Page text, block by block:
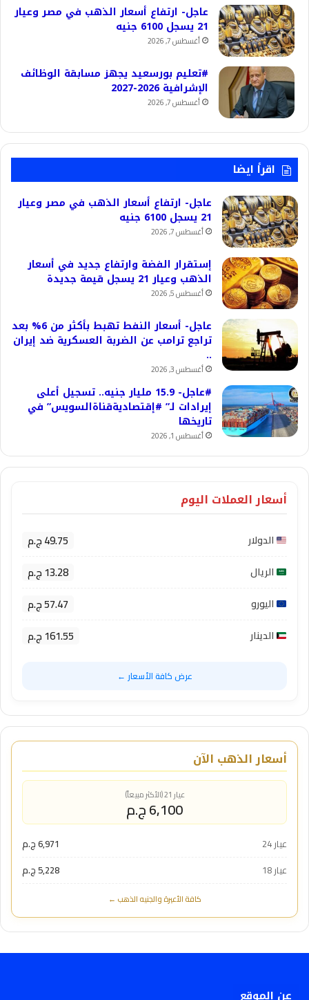
عاجل- ارتفاع أسعار الذهب في مصر وعيار
21 يسجل 6100 جنيه
أغسطس 7, 2026
#تعليم بورسعيد يجهز مسابقة الوظائف
الإشرافية 2026-2027
أغسطس 7, 2026
اقرأ ايضا
عاجل- ارتفاع أسعار الذهب في مصر وعيار
21 يسجل 6100 جنيه
أغسطس 7, 2026
إستقرار الفضة وارتفاع جديد في أسعار
الذهب وعيار 21 يسجل قيمة جديدة
أغسطس 5, 2026
عاجل- أسعار النفط تهبط بأكثر من 6% بعد
تراجع ترامب عن الضربة العسكرية ضد إيران
..
أغسطس 3, 2026
#عاجل- 15.9 مليار جنيه.. تسجيل أعلى
إيرادات لـ” #إقتصاديةقناةالسويس” في
تاريخها
أغسطس 1, 2026
أسعار العملات اليوم
الدولار 49.75 ج.م
الريال 13.28 ج.م
اليورو 57.47 ج.م
الدينار 161.55 ج.م
عرض كافة الأسعار ←
أسعار الذهب الآن
عيار 21 (الأكثر مبيعاً)
6,100 ج.م
عيار 24
6,971 ج.م
عيار 18
5,228 ج.م
كافة الأعيرة والجنيه الذهب ←
عن الموقع